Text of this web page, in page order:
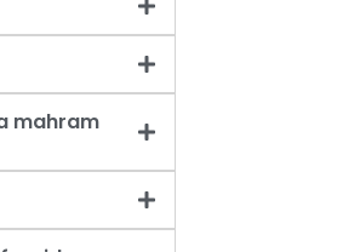
mahram